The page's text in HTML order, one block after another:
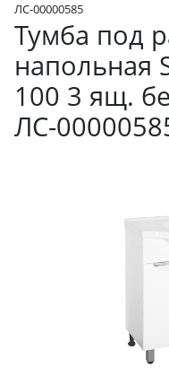
ЛС-00000585
Тумба под
напольная
100 3 ящ.
ЛС-